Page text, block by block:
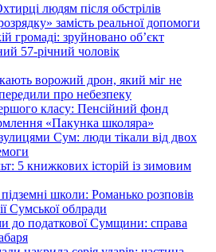
людям після обстрілів
замість реальної допомоги
громаді: зруйновано об’єкт
57-річний чоловік
ворожий дрон, який міг не
про небезпеку
класу: Пенсійний фонд
«Пакунка школяра»
Сум: люди тікали від двох
5 книжкових історій із зимовим
школи: Романько розповів
Сумської облради
до податкової Сумщини: справа